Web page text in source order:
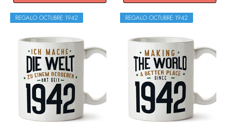
REGALO OCTUBRE 1942 REGALO OCTUBRE 1942